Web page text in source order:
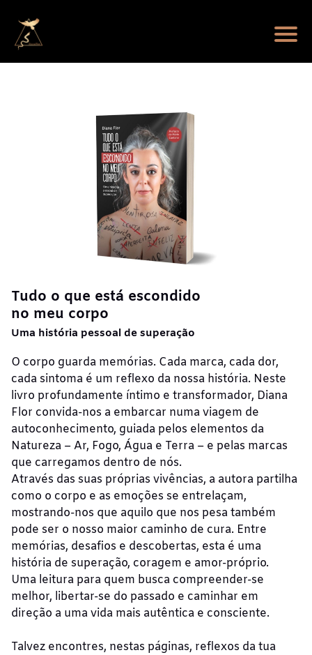
Tudo o que está escondido
no meu corpo
Uma história pessoal de superação
O corpo guarda memórias. Cada marca, cada dor,
cada sintoma é um reflexo da nossa história. Neste
livro profundamente íntimo e transformador, Diana
Flor convida-nos a embarcar numa viagem de
autoconhecimento, guiada pelos elementos da
Natureza – Ar, Fogo, Água e Terra – e pelas marcas
que carregamos dentro de nós.
Através das suas próprias vivências, a autora partilha
como o corpo e as emoções se entrelaçam,
mostrando-nos que aquilo que nos pesa também
pode ser o nosso maior caminho de cura. Entre
memórias, desafios e descobertas, esta é uma
história de superação, coragem e amor-próprio.
Uma leitura para quem busca compreender-se
melhor, libertar-se do passado e caminhar em
direção a uma vida mais autêntica e consciente.
Talvez encontres, nestas páginas, reflexos da tua